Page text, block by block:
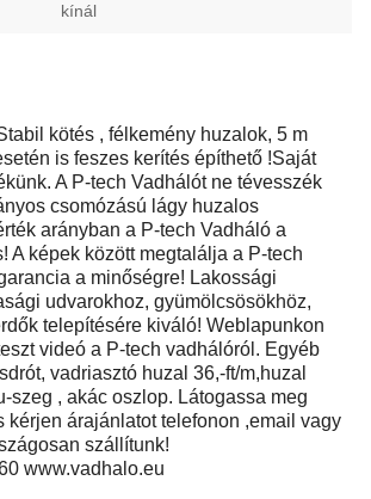
kínál
kötés , félkemény huzalok, 5 m
is feszes kerítés építhető !Saját
A P-tech Vadhálót ne tévesszék
csomózású lágy huzalos
arányban a P-tech Vadháló a
A képek között megtalálja a P-tech
a minőségre! Lakossági
udvarokhoz, gyümölcsösökhöz,
telepítésére kiváló! Weblapunkon
videó a P-tech vadhálóról. Egyéb
vadriasztó huzal 36,-ft/m,huzal
szeg , akác oszlop. Látogassa meg
kérjen árajánlatot telefonon ,email vagy
szállítunk!
www.vadhalo.eu